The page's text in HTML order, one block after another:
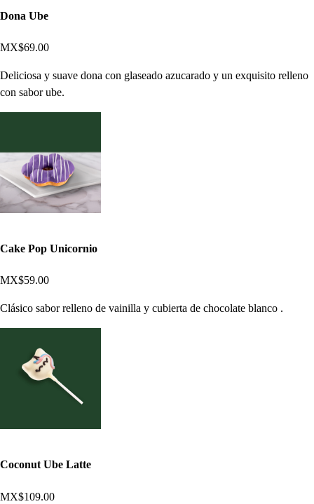
Dona Ube
MX$69.00
Deliciosa y suave dona con glaseado azucarado y un exquisito relleno
con sabor ube.
Cake Pop Unicornio
MX$59.00
Clásico sabor relleno de vainilla y cubierta de chocolate blanco .
Coconut Ube Latte
MX$109.00